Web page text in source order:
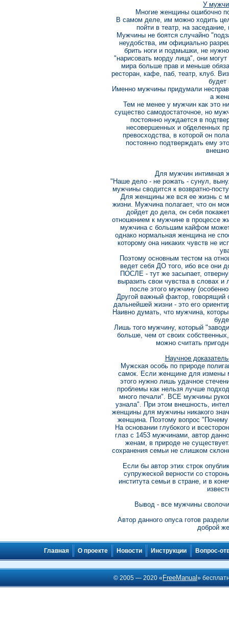
У
Многие женщины ошибочно
В самом деле, им можно ходить
пойти в театр, на
Мужчины не боятся случайно
неудобства, им официально
брить ноги и подмышки, не
"нарисовать морду лица", они
мира больше прав и меньше
ресторан, кафе, паб, театр, клуб.
будет
Именно мужчины придумали
а
Тем не менее у мужчин как это
существо самодостаточное, но
постоянно нуждается в
несовершенных и обделенных
превосходства, в которой он
постоянно подтверждать ему
Для мужчин интимная
"Наше дело - не рожать - сунул,
мужчины сводится к возвратно-
Для женщины же вся ее жизнь с
жизни. Мужчина полагает, что он
дойдет до дела, он себя
отношением к мужчине в процессе
мужчина с большим кайфом
однако нормальная женщина не
которому она никаких чувств не
Поэтому основным тестом на
ведет себя ДО того, ибо все они
ПОСЛЕ - тут же засыпает,
выразить свои чувства в словах и
после этого мужчину
Другой важный фактор, говорящий
дальнейшей жизни - это его
Наивно думать, что мужчина,
Лишь того мужчину, который
больше, чем от своих
можно считать
Научное
Мужская особь по природе
самок. Если женщине для измены
этого нужно лишь удачное
проблемы как нельзя лучше
много печали". ВСЕ мужчины
узнала". При этом внешность,
женщины для мужчины никакого
женщина. Поэтому вопрос
На основании глубокого и
глаз с 1453 мужчинами, автор
женам, в природе не
сохранения семьи не слишком
Если бы автор этих строк
супружеской верности со
института семьи в стране, и в
Вывод - все мужчины
Автор данного опуса готов
доброй
Главная О проекте Новости Инструкции Вопрос-
© 2005 — 2020 « FreeManual»